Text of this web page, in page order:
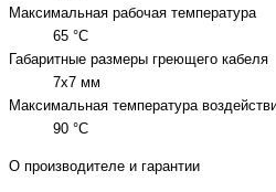
Максимальная рабочая температура
65 °C
Габаритные размеры греющего кабеля
7x7 мм
Максимальная температура
90 °C
О производителе и гарантии